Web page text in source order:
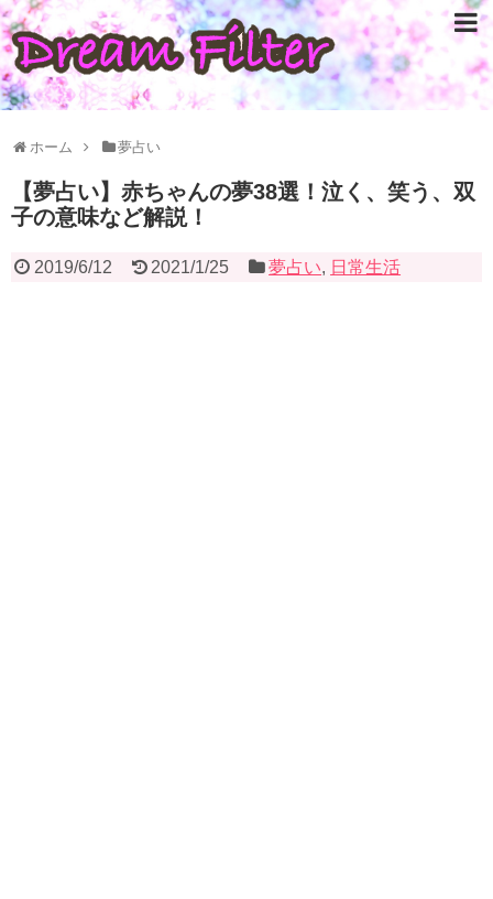
ホーム 夢占い
【夢占い】赤ちゃんの夢38選！泣く、笑う、双
子の意味など解説！
2019/6/12 2021/1/25 夢占い, 日常生活